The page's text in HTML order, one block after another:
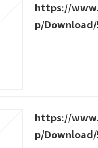
https://
p/
https://
p/